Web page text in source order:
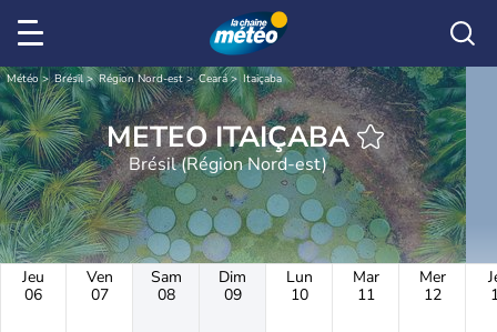
Météo Brésil Région Nord-est Ceará Itaiçaba
METEO ITAIÇABA
Brésil (Région Nord-est)
Jeu
06
Ven
07
Sam
08
Dim
09
Lun
10
Mar
11
Mer
12